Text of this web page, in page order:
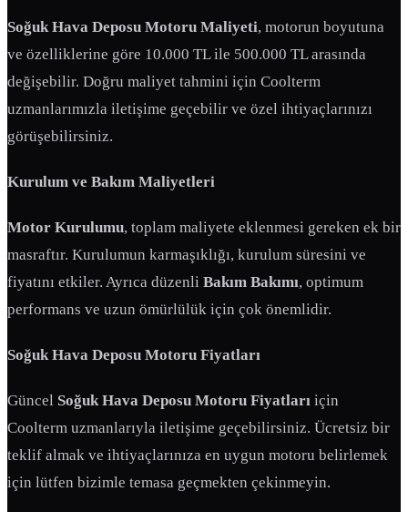
Soğuk Hava Deposu Motoru Maliyeti, motorun boyutuna
ve özelliklerine göre 10.000 TL ile 500.000 TL arasında
değişebilir. Doğru maliyet tahmini için Coolterm
uzmanlarımızla iletişime geçebilir ve özel ihtiyaçlarınızı
görüşebilirsiniz.
Kurulum ve Bakım Maliyetleri
Motor Kurulumu, toplam maliyete eklenmesi gereken ek bir
masraftır. Kurulumun karmaşıklığı, kurulum süresini ve
fiyatını etkiler. Ayrıca düzenli Bakım Bakımı, optimum
performans ve uzun ömürlülük için çok önemlidir.
Soğuk Hava Deposu Motoru Fiyatları
Güncel Soğuk Hava Deposu Motoru Fiyatları için
Coolterm uzmanlarıyla iletişime geçebilirsiniz. Ücretsiz bir
teklif almak ve ihtiyaçlarınıza en uygun motoru belirlemek
için lütfen bizimle temasa geçmekten çekinmeyin.